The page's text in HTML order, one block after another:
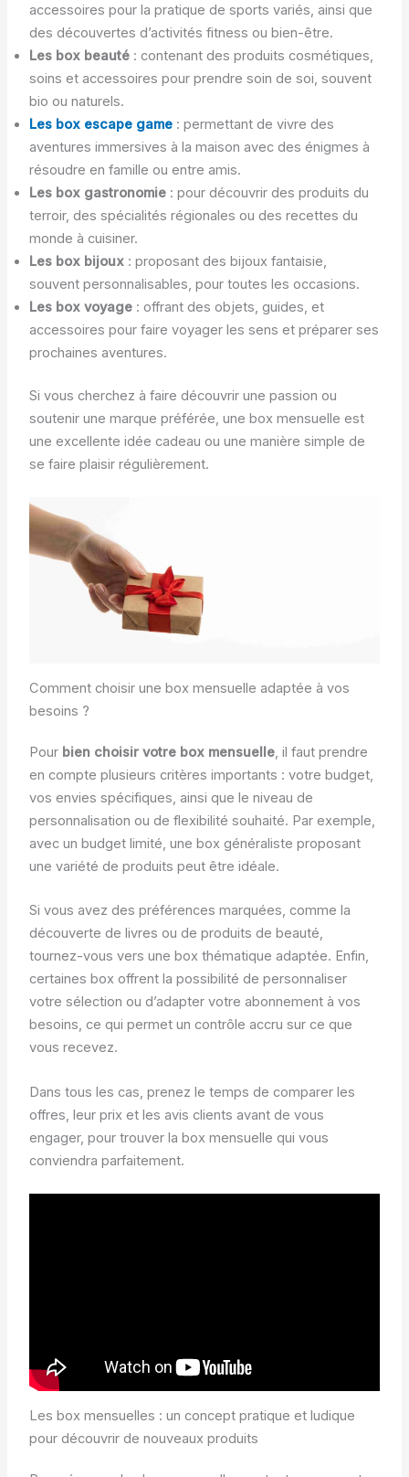
accessoires pour la pratique de sports variés, ainsi que
des découvertes d’activités fitness ou bien-être.
Les box beauté: contenant des produits cosmétiques,
soins et accessoires pour prendre soin de soi, souvent
bio ou naturels.
Les box escape game: permettant de vivre des
aventures immersives à la maison avec des énigmes à
résoudre en famille ou entre amis.
Les box gastronomie: pour découvrir des produits du
terroir, des spécialités régionales ou des recettes du
monde à cuisiner.
Les box bijoux: proposant des bijoux fantaisie,
souvent personnalisables, pour toutes les occasions.
Les box voyage: offrant des objets, guides, et
accessoires pour faire voyager les sens et préparer ses
prochaines aventures.
Si vous cherchez à faire découvrir une passion ou
soutenir une marque préférée, une box mensuelle est
une excellente idée cadeau ou une manière simple de
se faire plaisir régulièrement.
Comment choisir une box mensuelle adaptée à vos
besoins ?
Pour bien choisir votre box mensuelle, il faut prendre
en compte plusieurs critères importants : votre budget,
vos envies spécifiques, ainsi que le niveau de
personnalisation ou de flexibilité souhaité. Par exemple,
avec un budget limité, une box généraliste proposant
une variété de produits peut être idéale.
Si vous avez des préférences marquées, comme la
découverte de livres ou de produits de beauté,
tournez-vous vers une box thématique adaptée. Enfin,
certaines box offrent la possibilité de personnaliser
votre sélection ou d’adapter votre abonnement à vos
besoins, ce qui permet un contrôle accru sur ce que
vous recevez.
Dans tous les cas, prenez le temps de comparer les
offres, leur prix et les avis clients avant de vous
engager, pour trouver la box mensuelle qui vous
conviendra parfaitement.
Les box mensuelles : un concept pratique et ludique
pour découvrir de nouveaux produits